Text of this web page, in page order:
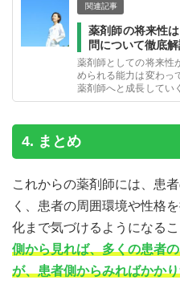
関連記事
薬剤師の将来性
問について徹底解
薬剤師としての将来性
められる能力は変わっ
薬剤師へと成長してい
形成のカギとなること
4. まとめ
これからの薬剤師には、患
く、患者の周囲環境や性格
化まで気づけるようになるこ
側から見れば、多くの患者
が、患者側からみればかか